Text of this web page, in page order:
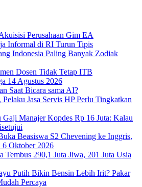
Perusahaan Gim EA
Informal di RI Turun Tipis
Indonesia Paling Banyak Zodiak
Dosen Tidak Tetap ITB
14 Agustus 2026
Saat Bicara sama AI?
Jasa Servis HP Perlu Tingkatkan
Gaji Manajer Kopdes Rp 16 Juta: Kalau
Beasiswa S2 Chevening ke Inggris,
6 Oktober 2026
Tembus 290,1 Juta Jiwa, 201 Juta Usia
Putih Bikin Bensin Lebih Irit? Pakar
Percaya